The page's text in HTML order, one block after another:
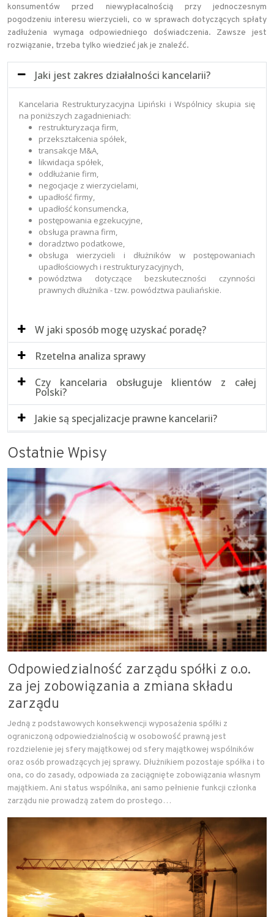
konsumentów przed niewypłacalnością przy jednoczesnym
pogodzeniu interesu wierzycieli, co w sprawach dotyczących spłaty
zadłużenia wymaga odpowiedniego doświadczenia. Zawsze jest
rozwiązanie, trzeba tylko wiedzieć jak je znaleźć.
Jaki jest zakres działalności kancelarii?
Kancelaria Restrukturyzacyjna Lipiński i Wspólnicy skupia się
na poniższych zagadnieniach:
restrukturyzacja firm,
przekształcenia spółek,
transakcje M&A,
likwidacja spółek,
oddłużanie firm,
negocjacje z wierzycielami,
upadłość firmy,
upadłość konsumencka,
postępowania egzekucyjne,
obsługa prawna firm,
doradztwo podatkowe,
obsługa wierzycieli i dłużników w postępowaniach
upadłościowych i restrukturyzacyjnych,
powództwa dotyczące bezskuteczności czynności
prawnych dłużnika - tzw. powództwa pauliańskie.
W jaki sposób mogę uzyskać poradę?
Rzetelna analiza sprawy
Czy kancelaria obsługuje klientów z całej
Polski?
Jakie są specjalizacje prawne kancelarii?
Ostatnie Wpisy
Odpowiedzialność zarządu spółki z o.o.
za jej zobowiązania a zmiana składu
zarządu
Jedną z podstawowych konsekwencji wyposażenia spółki z
ograniczoną odpowiedzialnością w osobowość prawną jest
rozdzielenie jej sfery majątkowej od sfery majątkowej wspólników
oraz osób prowadzących jej sprawy. Dłużnikiem pozostaje spółka i to
ona, co do zasady, odpowiada za zaciągnięte zobowiązania własnym
majątkiem. Ani status wspólnika, ani samo pełnienie funkcji członka
zarządu nie prowadzą zatem do prostego…